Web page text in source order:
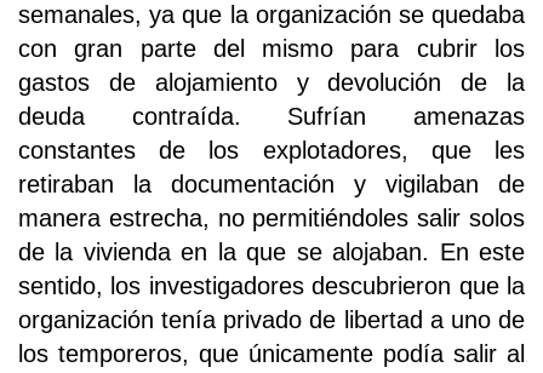
semanales, ya que la organización se quedaba
con gran parte del mismo para cubrir los
gastos de alojamiento y devolución de la
deuda contraída. Sufrían amenazas
constantes de los explotadores, que les
retiraban la documentación y vigilaban de
manera estrecha, no permitiéndoles salir solos
de la vivienda en la que se alojaban. En este
sentido, los investigadores descubrieron que la
organización tenía privado de libertad a uno de
los temporeros, que únicamente podía salir al